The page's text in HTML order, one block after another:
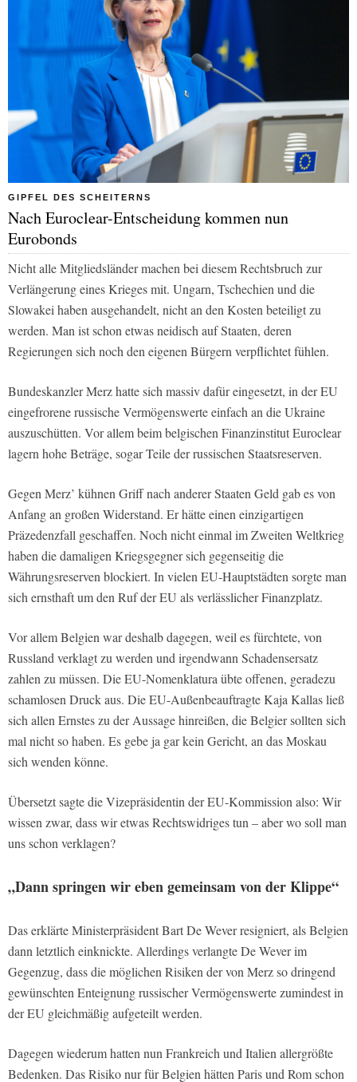
GIPFEL DES SCHEITERNS
Nach Euroclear-Entscheidung kommen nun
Eurobonds
Nicht alle Mitgliedsländer machen bei diesem Rechtsbruch zur
Verlängerung eines Krieges mit. Ungarn, Tschechien und die
Slowakei haben ausgehandelt, nicht an den Kosten beteiligt zu
werden. Man ist schon etwas neidisch auf Staaten, deren
Regierungen sich noch den eigenen Bürgern verpflichtet fühlen.
Bundeskanzler Merz hatte sich massiv dafür eingesetzt, in der EU
eingefrorene russische Vermögenswerte einfach an die Ukraine
auszuschütten. Vor allem beim belgischen Finanzinstitut Euroclear
lagern hohe Beträge, sogar Teile der russischen Staatsreserven.
Gegen Merz’ kühnen Griff nach anderer Staaten Geld gab es von
Anfang an großen Widerstand. Er hätte einen einzigartigen
Präzedenzfall geschaffen. Noch nicht einmal im Zweiten Weltkrieg
haben die damaligen Kriegsgegner sich gegenseitig die
Währungsreserven blockiert. In vielen EU-Hauptstädten sorgte man
sich ernsthaft um den Ruf der EU als verlässlicher Finanzplatz.
Vor allem Belgien war deshalb dagegen, weil es fürchtete, von
Russland verklagt zu werden und irgendwann Schadensersatz
zahlen zu müssen. Die EU-Nomenklatura übte offenen, geradezu
schamlosen Druck aus. Die EU-Außenbeauftragte Kaja Kallas ließ
sich allen Ernstes zu der Aussage hinreißen, die Belgier sollten sich
mal nicht so haben. Es gebe ja gar kein Gericht, an das Moskau
sich wenden könne.
Übersetzt sagte die Vizepräsidentin der EU-Kommission also: Wir
wissen zwar, dass wir etwas Rechtswidriges tun – aber wo soll man
uns schon verklagen?
„Dann springen wir eben gemeinsam von der Klippe“
Das erklärte Ministerpräsident Bart De Wever resigniert, als Belgien
dann letztlich einknickte. Allerdings verlangte De Wever im
Gegenzug, dass die möglichen Risiken der von Merz so dringend
gewünschten Enteignung russischer Vermögenswerte zumindest in
der EU gleichmäßig aufgeteilt werden.
Dagegen wiederum hatten nun Frankreich und Italien allergrößte
Bedenken. Das Risiko nur für Belgien hätten Paris und Rom schon